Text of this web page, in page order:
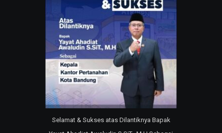
Selamat & Sukses atas Dilantiknya Bapak